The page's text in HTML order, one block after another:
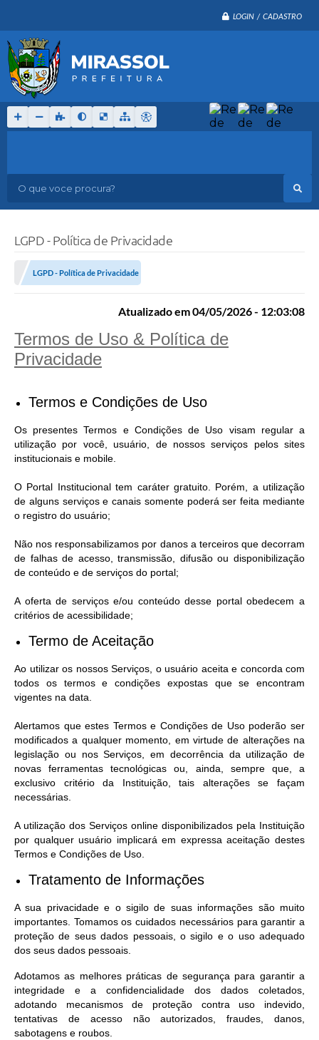
LOGIN / CADASTRO
O que voce procura?
LGPD - Política de Privacidade
LGPD - Política de Privacidade
Atualizado em 04/05/2026 - 12:03:08
Termos de Uso & Política de
Privacidade
Termos e Condições de Uso
Os presentes Termos e Condições de Uso visam regular a
utilização por você, usuário, de nossos serviços pelos sites
institucionais e mobile.
O Portal Institucional tem caráter gratuito. Porém, a utilização
de alguns serviços e canais somente poderá ser feita mediante
o registro do usuário;
Não nos responsabilizamos por danos a terceiros que decorram
de falhas de acesso, transmissão, difusão ou disponibilização
de conteúdo e de serviços do portal;
A oferta de serviços e/ou conteúdo desse portal obedecem a
critérios de acessibilidade;
Termo de Aceitação
Ao utilizar os nossos Serviços, o usuário aceita e concorda com
todos os termos e condições expostas que se encontram
vigentes na data.
Alertamos que estes Termos e Condições de Uso poderão ser
modificados a qualquer momento, em virtude de alterações na
legislação ou nos Serviços, em decorrência da utilização de
novas ferramentas tecnológicas ou, ainda, sempre que, a
exclusivo critério da Instituição, tais alterações se façam
necessárias.
A utilização dos Serviços online disponibilizados pela Instituição
por qualquer usuário implicará em expressa aceitação destes
Termos e Condições de Uso.
Tratamento de Informações
A sua privacidade e o sigilo de suas informações são muito
importantes. Tomamos os cuidados necessários para garantir a
proteção de seus dados pessoais, o sigilo e o uso adequado
dos seus dados pessoais.
Adotamos as melhores práticas de segurança para garantir a
integridade e a confidencialidade dos dados coletados,
adotando mecanismos de proteção contra uso indevido,
tentativas de acesso não autorizados, fraudes, danos,
sabotagens e roubos.